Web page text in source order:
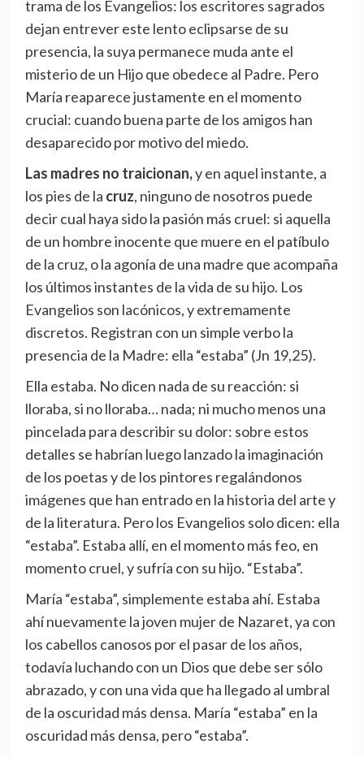
trama de los Evangelios: los escritores sagrados
dejan entrever este lento eclipsarse de su
presencia, la suya permanece muda ante el
misterio de un Hijo que obedece al Padre. Pero
María reaparece justamente en el momento
crucial: cuando buena parte de los amigos han
desaparecido por motivo del miedo.
Las madres no traicionan,y en aquel instante, a
los pies de la cruz, ninguno de nosotros puede
decir cual haya sido la pasión más cruel: si aquella
de un hombre inocente que muere en el patíbulo
de la cruz, o la agonía de una madre que acompaña
los últimos instantes de la vida de su hijo. Los
Evangelios son lacónicos, y extremamente
discretos. Registran con un simple verbo la
presencia de la Madre: ella “estaba” (Jn 19,25).
Ella estaba. No dicen nada de su reacción: si
lloraba, si no lloraba… nada; ni mucho menos una
pincelada para describir su dolor: sobre estos
detalles se habrían luego lanzado la imaginación
de los poetas y de los pintores regalándonos
imágenes que han entrado en la historia del arte y
de la literatura. Pero los Evangelios solo dicen: ella
“estaba”. Estaba allí, en el momento más feo, en
momento cruel, y sufría con su hijo. “Estaba”.
María “estaba”, simplemente estaba ahí. Estaba
ahí nuevamente la joven mujer de Nazaret, ya con
los cabellos canosos por el pasar de los años,
todavía luchando con un Dios que debe ser sólo
abrazado, y con una vida que ha llegado al umbral
de la oscuridad más densa. María “estaba” en la
oscuridad más densa, pero “estaba”.